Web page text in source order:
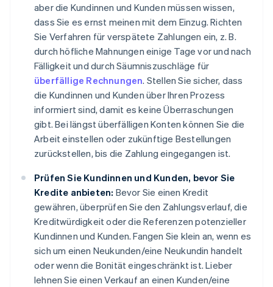
aber die Kundinnen und Kunden müssen wissen,
dass Sie es ernst meinen mit dem Einzug. Richten
Sie Verfahren für verspätete Zahlungen ein, z. B.
durch höfliche Mahnungen einige Tage vor und nach
Fälligkeit und durch Säumniszuschläge für
überfällige Rechnungen. Stellen Sie sicher, dass
die Kundinnen und Kunden über Ihren Prozess
informiert sind, damit es keine Überraschungen
gibt. Bei längst überfälligen Konten können Sie die
Arbeit einstellen oder zukünftige Bestellungen
zurückstellen, bis die Zahlung eingegangen ist.
Prüfen Sie Kundinnen und Kunden, bevor Sie
Kredite anbieten: Bevor Sie einen Kredit
gewähren, überprüfen Sie den Zahlungsverlauf, die
Kreditwürdigkeit oder die Referenzen potenzieller
Kundinnen und Kunden. Fangen Sie klein an, wenn es
sich um einen Neukunden/eine Neukundin handelt
oder wenn die Bonität eingeschränkt ist. Lieber
lehnen Sie einen Verkauf an einen Kunden/eine